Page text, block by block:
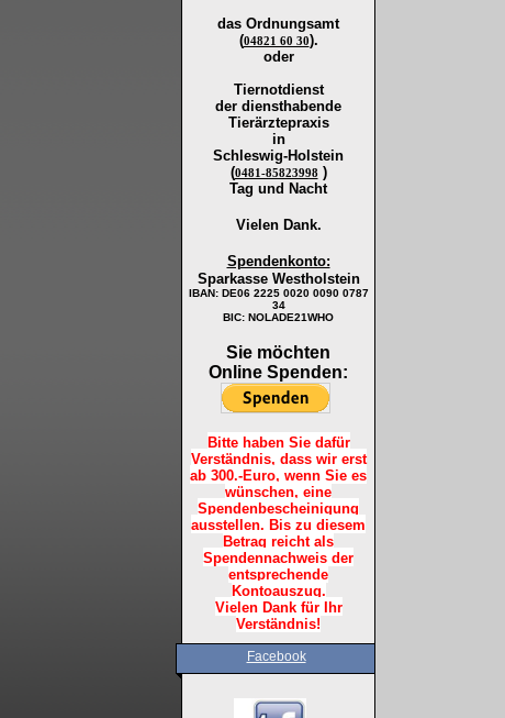
das Ordnungsamt
(04821 60 30).
oder
Tiernotdienst
der diensthabende
Tierärztepraxis
in
Schleswig-Holstein
(0481-85823998 )
Tag und Nacht
Vielen Dank.
Spendenkonto:
Sparkasse Westholstein
IBAN: DE06 2225 0020 0090 0787
34
BIC: NOLADE21WHO
Sie möchten
Online Spenden:
Bitte haben Sie dafür
Verständnis, dass wir erst
ab 300.-Euro, wenn Sie es
wünschen, eine
Spendenbescheinigung
ausstellen. Bis zu diesem
Betrag reicht als
Spendennachweis der
entsprechende
Kontoauszug.
Vielen Dank für Ihr
Verständnis!
Facebook